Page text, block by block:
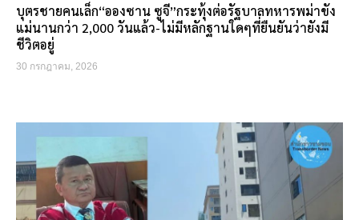
บุตรชายคนเล็ก“อองซาน ซูจี”กระทุ้งต่อรัฐบาลทหารพม่าขัง
แม่นานกว่า 2,000 วันแล้ว-ไม่มีหลักฐานใดๆที่ยืนยันว่ายังมี
ชีวิตอยู่
30 กรกฎาคม, 2026